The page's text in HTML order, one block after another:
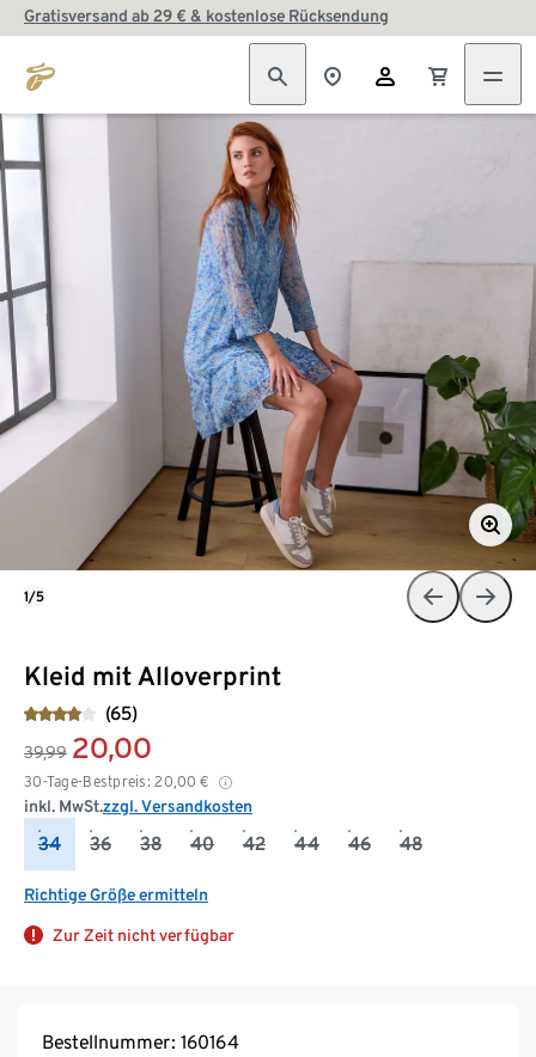
Gratisversand ab 29 € & kostenlose Rücksendung
Kleid mit Alloverprint
(65)
39,99 20,00
30-Tage-Bestpreis: 20,00 €
inkl. MwSt.zzgl. Versandkosten
34 36 38 40 42 44 46 48
Richtige Größe ermitteln
Zur Zeit nicht verfügbar
1/5
Bestellnummer: 160164